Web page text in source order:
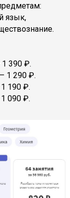
язык,
390 ₽.
1 290 ₽.
190 ₽.
090 ₽.